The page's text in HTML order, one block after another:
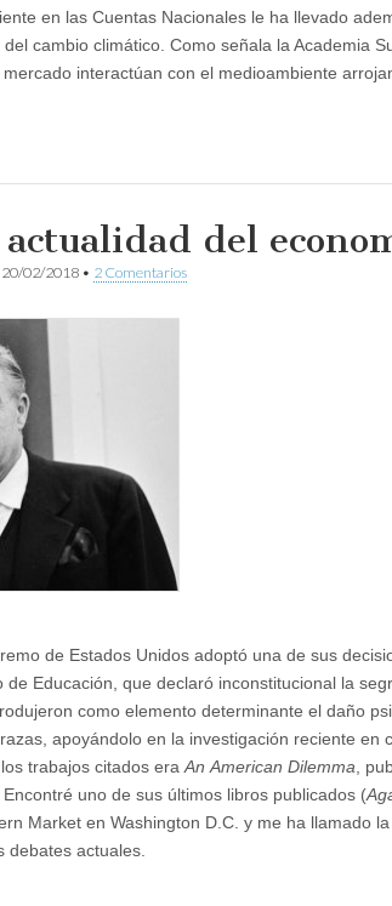
en las Cuentas Nacionales le ha llevado
cambio climático. Como señala la Academia
interactúan con el medioambiente
del
20/02/2018 • 2 Comentarios
de Estados Unidos adoptó una de sus
de Educación, que declaró inconstitucional la
como elemento determinante el daño
apoyándolo en la investigación reciente en
trabajos citados era An American Dilemma ,
uno de sus últimos libros publicados (
Market en Washington D.C. y me ha llamado
debates actuales.